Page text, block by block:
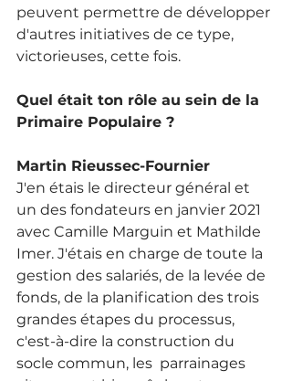
peuvent permettre de développer
d'autres initiatives de ce type,
victorieuses, cette fois.
Quel était ton rôle au sein de la
Primaire Populaire ?
Martin Rieussec-Fournier
J'en étais le directeur général et
un des fondateurs en janvier 2021
avec Camille Marguin et Mathilde
Imer. J'étais en charge de toute la
gestion des salariés, de la levée de
fonds, de la planification des trois
grandes étapes du processus,
c'est-à-dire la construction du
socle commun, les  parrainages